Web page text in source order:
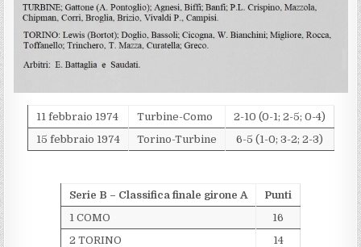
11 febbraio 1974 Turbine-Como
2-10 (0-1; 2-5; 0-4)
15 febbraio 1974
Torino-Turbine 6-5 (1-0; 3-2; 2-3)
Serie B – Classifica finale girone A
Punti
1 COMO
16
2 TORINO
14